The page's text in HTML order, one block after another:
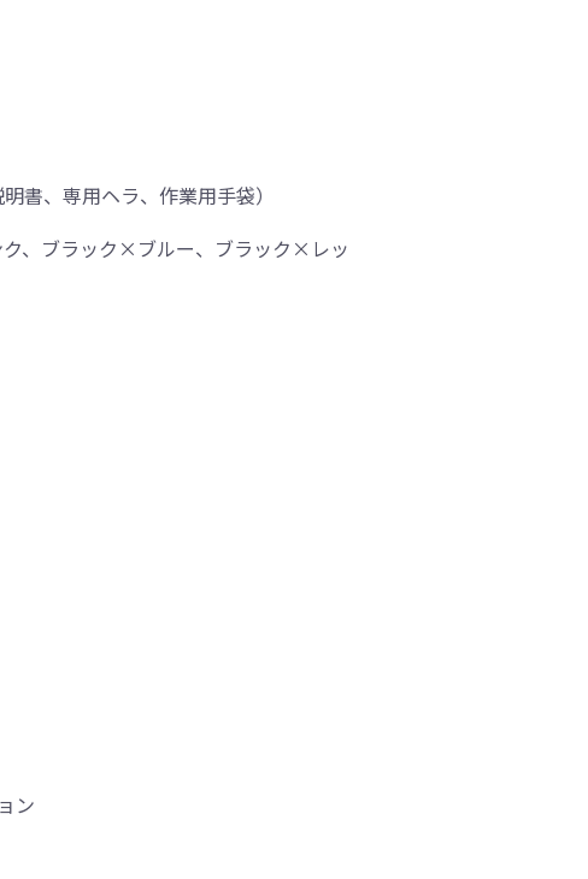
書、専用ヘラ、作業用手袋）
、ブラック×ブルー、ブラック×レッ
ン